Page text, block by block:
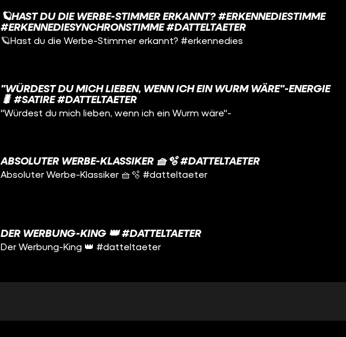
🪐HAST DU DIE WERBE-STIMMER ERKANNT? #ERKENNEDIESTIMME
#ERKENNEDIESYNCHRONSTIMME #DATTELTAETER
🪐Hast du die Werbe-Stimmer erkannt? #erkennedies
"WÜRDEST DU MICH LIEBEN, WENN ICH EIN WURM WÄRE"-ENERGIE
🐛 #SATIRE #DATTELTAETER
"Würdest du mich lieben, wenn ich ein Wurm wäre"-
ABSOLUTER WERBE-KLASSIKER 🧺🫧 #DATTELTAETER
Absoluter Werbe-Klassiker 🧺🫧 #datteltaeter
DER WERBUNG-KING 👑 #DATTELTAETER
Der Werbung-King 👑 #datteltaeter